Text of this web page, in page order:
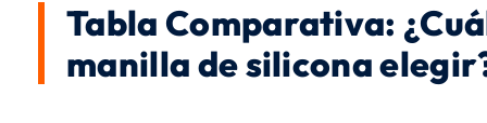
Tabla Comparativa:
manilla de silicona